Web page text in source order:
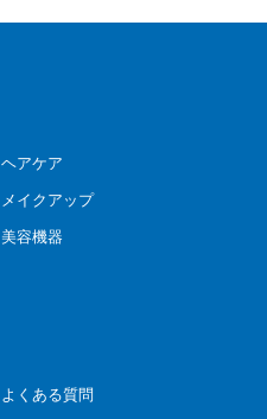
ヘアケア
メイクアップ
美容機器
よくある質問